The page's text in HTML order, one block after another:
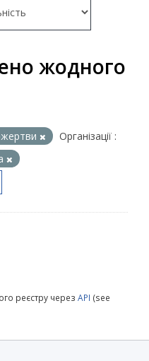
жодного
Організації :
реєстру через API (see